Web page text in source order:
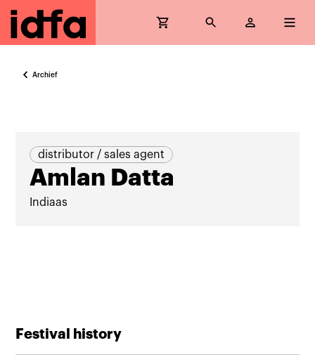
Archief
distributor / sales agent
Amlan Datta
Indiaas
Festival history